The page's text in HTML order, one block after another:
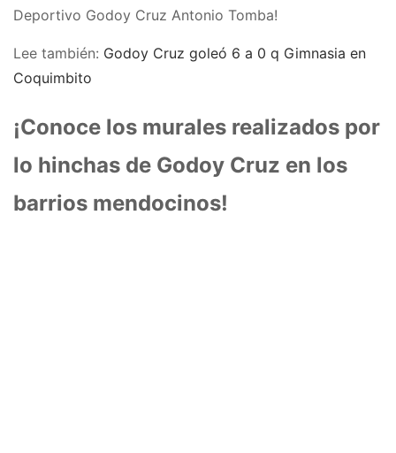
Deportivo Godoy Cruz Antonio Tomba!
Lee también: Godoy Cruz goleó 6 a 0 q Gimnasia en
Coquimbito
¡Conoce los murales realizados por
lo hinchas de Godoy Cruz en los
barrios mendocinos!